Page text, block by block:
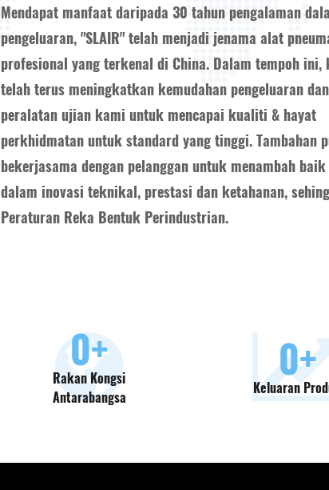
Mendapat manfaat daripada 30 tahun pengalaman
pengeluaran, "SLAIR" telah menjadi jenama alat
profesional yang terkenal di China. Dalam tempoh ini,
telah terus meningkatkan kemudahan pengeluaran dan
peralatan ujian kami untuk mencapai kualiti & hayat
perkhidmatan untuk standard yang tinggi. Tambahan
bekerjasama dengan pelanggan untuk menambah
dalam inovasi teknikal, prestasi dan ketahanan,
Peraturan Reka Bentuk Perindustrian.
0+
Rakan Kongsi
Antarabangsa
0+
Keluaran